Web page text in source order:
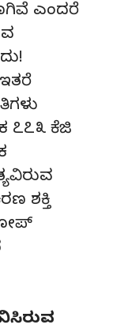
ಎಂದರೆ
೭೭೩ ಕೆಜಿ
ಶಕ್ತಿ